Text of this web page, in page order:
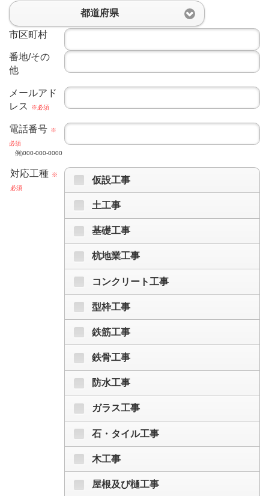
都道府県
市区町村
番地/その
他
メールアド
レス
※必須
電話番号 ※
必須
例)000-000-0000
対応工種 ※
必須
仮設工事
土工事
基礎工事
杭地業工事
コンクリート工事
型枠工事
鉄筋工事
鉄骨工事
防水工事
ガラス工事
石・タイル工事
木工事
屋根及び樋工事